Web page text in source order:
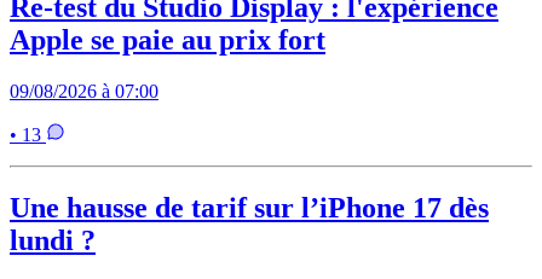
Re-test du Studio Display : l'expérience
Apple se paie au prix fort
09/08/2026 à 07:00
• 13
Une hausse de tarif sur l’iPhone 17 dès
lundi ?